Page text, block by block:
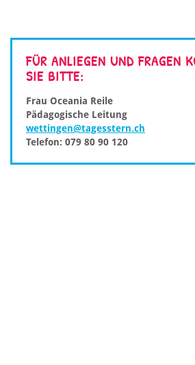
FÜR ANLIEGEN UND FRAGEN
SIE BITTE:
Frau Oceania Reile
Pädagogische Leitung
wettingen@tagesstern.ch
Telefon: 079 80 90 120